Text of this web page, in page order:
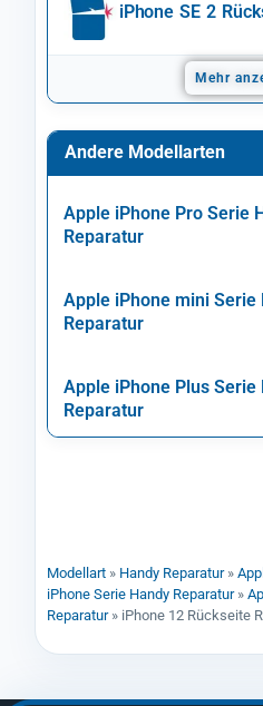
iPhone SE 2
Mehr
Andere Modellarten
Apple iPhone Pro Serie
Reparatur
Apple iPhone mini Serie
Reparatur
Apple iPhone Plus Serie
Reparatur
Modellart » Handy Reparatur»
iPhone Serie Handy Reparatur»
Reparatur» iPhone 12 Rückseite